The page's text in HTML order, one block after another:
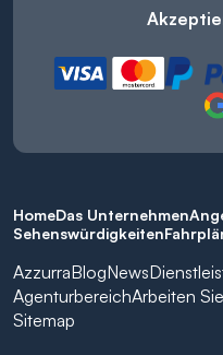
HomeDas Unternehmen
Sehenswürdigkeiten
AzzurraBlogNews
AgenturbereichArbeiten
Sitemap